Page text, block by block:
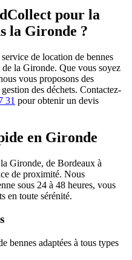
pour la
la Gironde ?
de location de bennes
la Gironde. Que vous soyez
vous proposons des
des déchets. Contactez-
31 pour obtenir un devis
en Gironde
Gironde, de Bordeaux à
de proximité. Nous
sous 24 à 48 heures, vous
en toute sérénité.
bennes adaptées à tous types